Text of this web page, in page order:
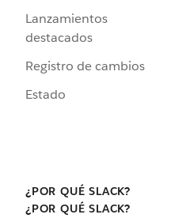
Lanzamientos
destacados
Registro de cambios
Estado
¿POR QUÉ SLACK?
¿POR QUÉ SLACK?